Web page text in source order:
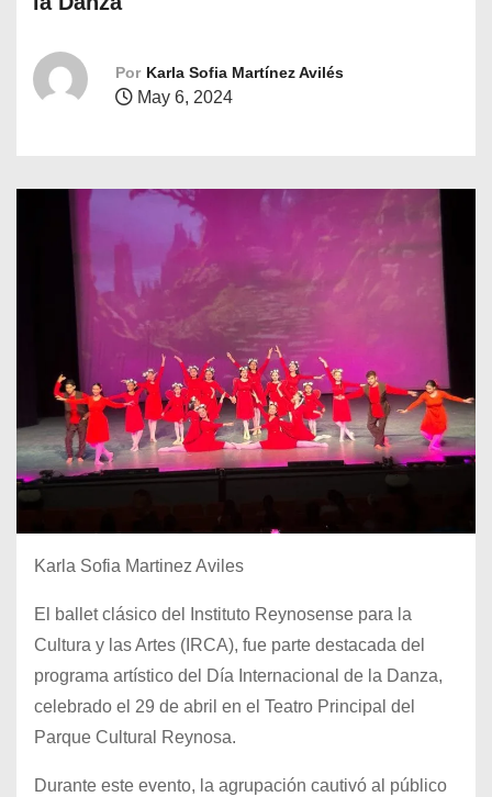
Por Karla Sofia Martínez Avilés
May 6, 2024
Karla Sofia Martinez Aviles
El ballet clásico del Instituto Reynosense para la
Cultura y las Artes (IRCA), fue parte destacada del
programa artístico del Día Internacional de la Danza,
celebrado el 29 de abril en el Teatro Principal del
Parque Cultural Reynosa.
Durante este evento, la agrupación cautivó al público